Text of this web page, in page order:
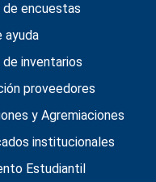
encuestas
ayuda
inventarios
proveedores
y Agremiaciones
institucionales
Estudiantil